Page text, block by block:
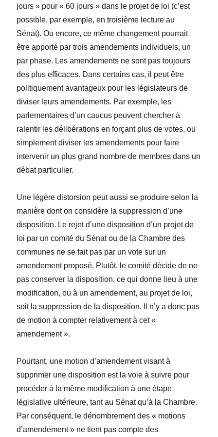
jours » pour « 60 jours » dans le projet de loi (c’est
possible, par exemple, en troisième lecture au
Sénat). Ou encore, ce même changement pourrait
être apporté par trois amendements individuels, un
par phase. Les amendements ne sont pas toujours
des plus efficaces. Dans certains cas, il peut être
politiquement avantageux pour les législateurs de
diviser leurs amendements. Par exemple, les
parlementaires d’un caucus peuvent chercher à
ralentir les délibérations en forçant plus de votes, ou
simplement diviser les amendements pour faire
intervenir un plus grand nombre de membres dans un
débat particulier.
Une légère distorsion peut aussi se produire selon la
manière dont on considère la suppression d’une
disposition. Le rejet d’une disposition d’un projet de
loi par un comité du Sénat ou de la Chambre des
communes ne se fait pas par un vote sur un
amendement proposé. Plutôt, le comité décide de ne
pas conserver la disposition, ce qui donne lieu à une
modification, ou à un amendement, au projet de loi,
soit la suppression de la disposition. Il n’y a donc pas
de motion à compter relativement à cet «
amendement ».
Pourtant, une motion d’amendement visant à
supprimer une disposition est la voie à suivre pour
procéder à la même modification à une étape
législative ultérieure, tant au Sénat qu’à la Chambre.
Par conséquent, le dénombrement des « motions
d’amendement » ne tient pas compte des